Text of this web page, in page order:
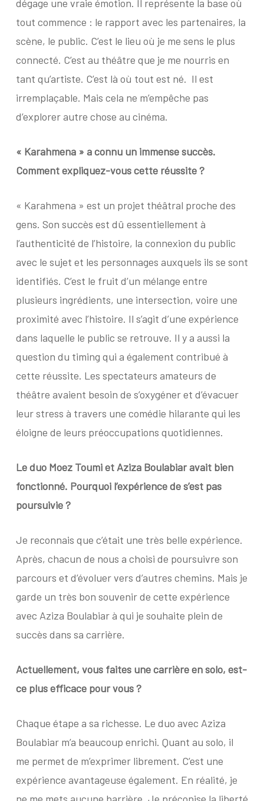
dégage une vraie émotion. Il représente la base où
tout commence : le rapport avec les partenaires, la
scène, le public. C’est le lieu où je me sens le plus
connecté. C’est au théâtre que je me nourris en
tant qu’artiste. C’est là où tout est né. Il est
irremplaçable. Mais cela ne m’empêche pas
d’explorer autre chose au cinéma.
« Karahmena » a connu un immense succès.
Comment expliquez-vous cette réussite ?
« Karahmena » est un projet théâtral proche des
gens. Son succès est dû essentiellement à
l’authenticité de l’histoire, la connexion du public
avec le sujet et les personnages auxquels ils se sont
identifiés. C’est le fruit d’un mélange entre
plusieurs ingrédients, une intersection, voire une
proximité avec l’histoire. Il s’agit d’une expérience
dans laquelle le public se retrouve. Il y a aussi la
question du timing qui a également contribué à
cette réussite. Les spectateurs amateurs de
théâtre avaient besoin de s’oxygéner et d’évacuer
leur stress à travers une comédie hilarante qui les
éloigne de leurs préoccupations quotidiennes.
Le duo Moez Toumi et Aziza Boulabiar avait bien
fonctionné. Pourquoi l’expérience de s’est pas
poursuivie ?
Je reconnais que c’était une très belle expérience.
Après, chacun de nous a choisi de poursuivre son
parcours et d’évoluer vers d’autres chemins. Mais je
garde un très bon souvenir de cette expérience
avec Aziza Boulabiar à qui je souhaite plein de
succès dans sa carrière.
Actuellement, vous faites une carrière en solo, est-
ce plus efficace pour vous ?
Chaque étape a sa richesse. Le duo avec Aziza
Boulabiar m’a beaucoup enrichi. Quant au solo, il
me permet de m’exprimer librement. C’est une
expérience avantageuse également. En réalité, je